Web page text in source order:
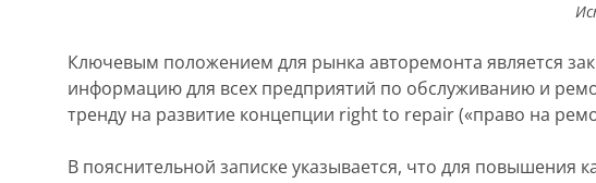
Ключевым положением для рынка авторемонта является
информацию для всех предприятий по обслуживанию и
тренду на развитие концепции right to repair («право на
В пояснительной записке указывается, что для повышения